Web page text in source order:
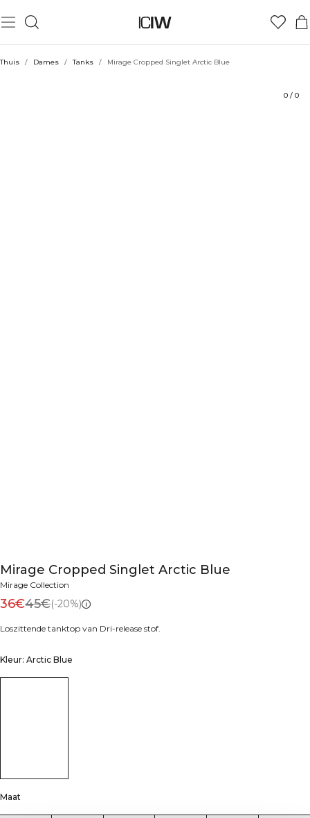
Thuis / Dames / Tanks / Mirage Cropped Singlet Arctic Blue
0 / 0
Mirage Cropped Singlet Arctic Blue
Mirage Collection
36€45€(-20%)
Loszittende tanktop van Dri-release stof.
Kleur: Arctic Blue
Maat